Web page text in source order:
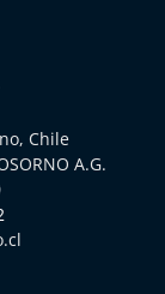
Chile
A.G.